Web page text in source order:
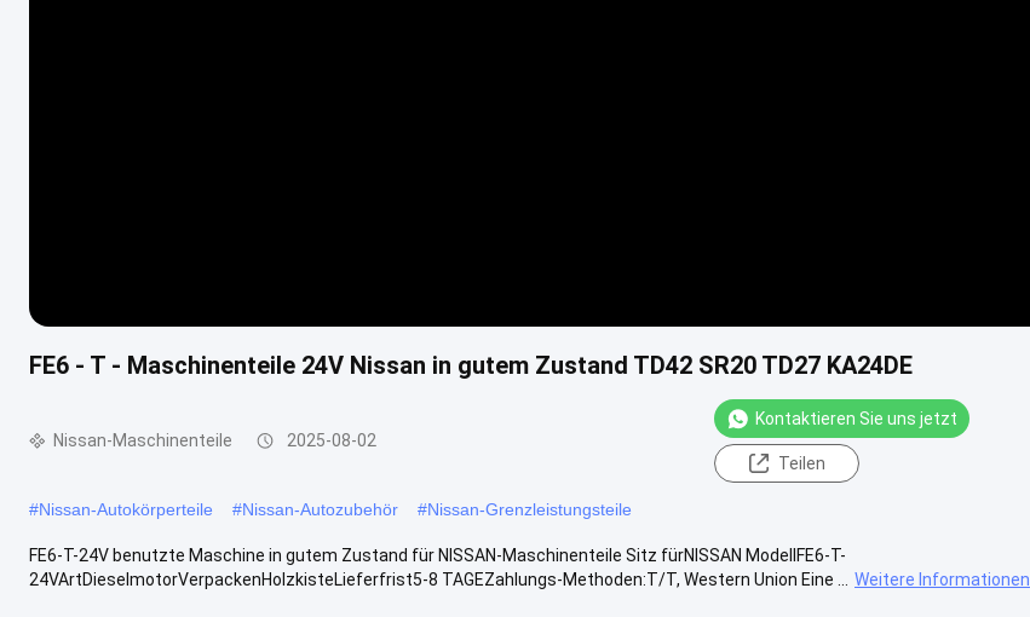
FE6 - T - Maschinenteile 24V Nissan in gutem Zustand TD42 SR20 TD27 KA24DE
Nissan-Maschinenteile 2025-08-02
Kontaktieren Sie uns jetzt
Teilen
#Nissan-Autokörperteile #Nissan-Autozubehör #Nissan-Grenzleistungsteile
FE6-T-24V benutzte Maschine in gutem Zustand für NISSAN-Maschinenteile Sitz fürNISSAN ModellFE6-T-
24VArtDieselmotorVerpackenHolzkisteLieferfrist5-8 TAGEZahlungs-Methoden:T/T, Western Union Eine ...
Weitere Informationen